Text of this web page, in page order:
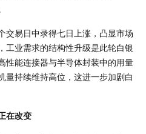
交易日中录得七日上涨，凸显市场
工业需求的结构性升级是此轮白银
性能连接器与半导体封装中的用量
量持续维持高位，这进一步加剧白
在改变